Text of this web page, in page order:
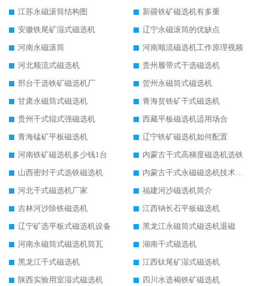
江苏永磁滚筒结构图
新疆铁矿磁选机有多重
安徽铁尾矿湿式磁选机
辽宁永磁滚筒的优缺点
河南永磁滚筒
河南顺流磁选机工作原理视频
河北顺流式磁选机
贵州履带式干选磁选机
邢台干选铁矿磁选机厂
贺州永磁筒式磁选机
甘肃永磁筒式磁选机
青海贫铁矿干式磁选机
贵州干式辊式强磁选机
西藏平板磁选机适用场合
青海锰矿平板磁选机
辽宁铁矿磁选机如何配置
河南铁矿磁选机多少钱1台
内蒙古干式高梯度磁选机选铁
山西密封干式选铁磁选机
内蒙古干式永磁磁选机技术要求
河北干式磁选机厂家
福建河沙磁选机简介
吉林河沙除铁磁选机
江西钠长石平板磁选机
辽宁矿选平板式磁选机设备
黑龙江永磁筒式磁选机退磁
河南永磁筒式磁选机筒瓦
湖南干式磁选机
黑龙江干式磁选机
江西钛尾矿湿式磁选机
陕西实验用室湿式磁选机
四川水选褐铁矿磁选机